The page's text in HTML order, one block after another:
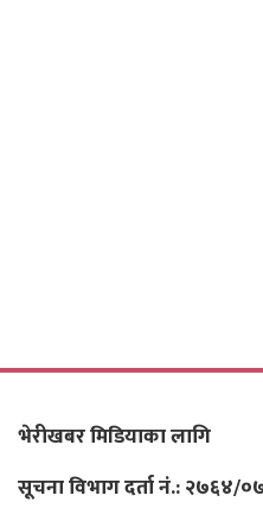
भेरीखबर मिडियाका लागि
सूचना विभाग दर्ता नं.: २७६४/